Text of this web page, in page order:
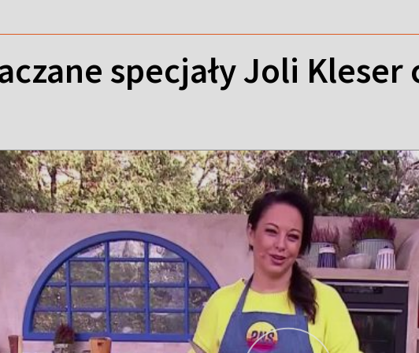
specjały Joli Kleser